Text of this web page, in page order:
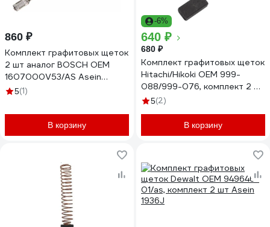
860 ₽
Комплект графитовых щеток
2 шт аналог BOSCH OEM
1607000V53/AS Asein
1199.30J
5(1)
В корзину
-6%
640 ₽
680 ₽
Комплект графитовых щеток
Hitachi/Hikoki OEM 999-
088/999-076, комплект 2 шт
Asein 0930J
5(2)
В корзину